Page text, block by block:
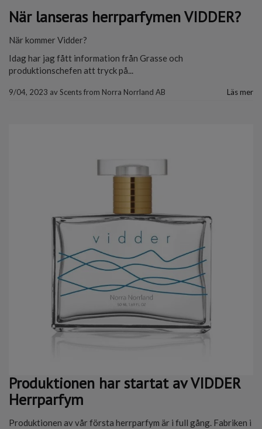
När lanseras herrparfymen VIDDER?
När kommer Vidder?
Idag har jag fått information från Grasse och
produktionschefen att tryck på...
9/04, 2023 avScents from Norra Norrland AB Läs mer
Produktionen har startat av VIDDER
Herrparfym
Produktionen av vår första herrparfym är i full gång. Fabriken i